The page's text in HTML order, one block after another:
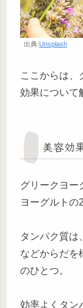
出典:Unsplash
ここからは、
効果について
美容効
グリークヨー
ヨーグルトの
タンパク質は
などからだを
のひとつ。
効率よくタン